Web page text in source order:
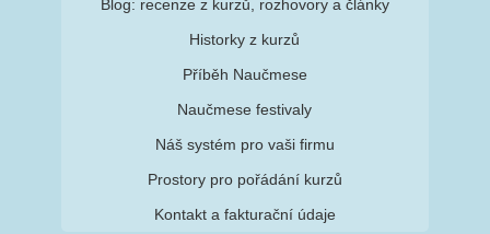
Blog: recenze z kurzů, rozhovory a články
Historky z kurzů
Příběh Naučmese
Naučmese festivaly
Náš systém pro vaši firmu
Prostory pro pořádání kurzů
Kontakt a fakturační údaje